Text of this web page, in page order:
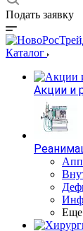
Подать заявку
Каталог
Акции и
Еще